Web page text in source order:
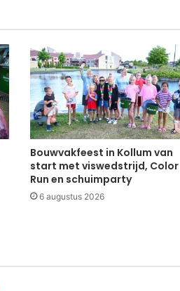
Bouwvakfeest in Kollum van
start met viswedstrijd, Color
Run en schuimparty
6 augustus 2026